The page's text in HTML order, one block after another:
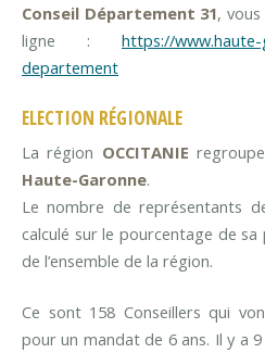
Conseil Département 31,
ligne : https://
departement
ELECTION RÉGIONALE
La région OCCITANIE
Haute-Garonne.
Le nombre de représentants
calculé sur le pourcentage de
de l’ensemble de la région.
Ce sont 158 Conseillers qui
pour un mandat de 6 ans. Il y a